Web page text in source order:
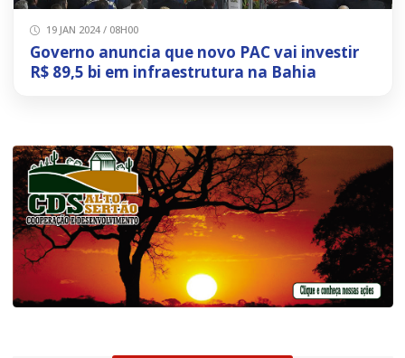
19 JAN 2024 / 08H00
Governo anuncia que novo PAC vai investir
R$ 89,5 bi em infraestrutura na Bahia